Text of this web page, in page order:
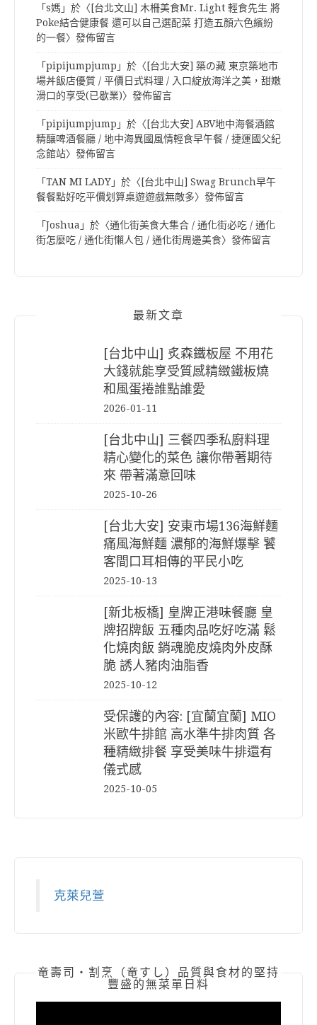
「s媽 」於〈 [台北文山] 木柵美食Mr. Light 輕食先生 將
Poke結合健康餐 還可以自己選配菜 打造五顏六色繽紛
的一餐〉發佈留言
「pipijumpjump 」於〈 [台北大安] 築の藏 東京築地市
場丼飯店優質 / 平價日式料理 / 入口綻放海洋之美，甜嫩
滑口的享受(已歇業)〉發佈留言
「pipijumpjump 」於〈 [台北大安] ABV地中海餐酒館
精釀啤酒餐廳 / 地中海異國風情輕食早午餐 / 捷運國父紀
念館站〉發佈留言
「TAN MI LADY」於〈 [台北中山] Swag Brunch早午
餐餐點好吃平價划算桌遊遊戲無敵多〉發佈留言
「Joshua 」於〈通化街美食大集合 / 通化街必吃 / 通化
街怎麼吃 / 通化街懶人包 / 通化街周邊美食〉發佈留言
最新文章
[台北中山] 炙森鐵板屋 不用花
大錢就能享受質感精緻鐵板燒
和風蛋捲誰點誰愛
2026-01-11
[台北中山] 三餐四季私廚料理
精心變化的菜色 讓你帶著期待
來 帶著滿意回味
2025-10-26
[台北大安] 安東市場136海鮮麵
痛風海鮮麵 濃郁的海鮮爆擊 饕
客間口耳相傳的平民小吃
2025-10-13
[新北板橋] 皇牌正港味餐廳 皇
牌招牌飯 五種肉品吃好吃滿 鬆
化燒肉飯 銷魂脆皮燒肉外皮酥
脆 誘人豬肉油脂香
2025-10-12
受保護的內容: [宜蘭宜蘭] MIO
米歐牛排館 高水準牛排肉質 各
種精緻排餐 享受美味牛排還有
儀式感
2025-10-05
克萊兒萱
竜壽司‧割烹（竜すし）品質與食材的堅持
豐盛的無菜單日料